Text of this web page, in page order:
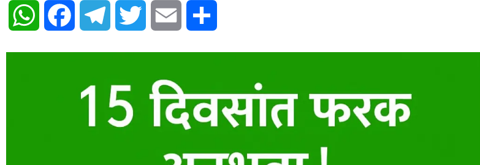
WhatsAppFacebook Telegram Twitter Email